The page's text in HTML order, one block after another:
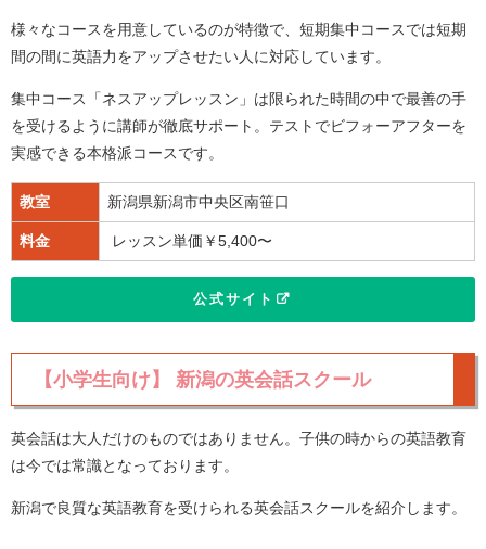
様々なコースを用意しているのが特徴で、短期集中コースでは短期
間の間に英語力をアップさせたい人に対応しています。
集中コース「ネスアップレッスン」は限られた時間の中で最善の手
を受けるように講師が徹底サポート。テストでビフォーアフターを
実感できる本格派コースです。
教室 新潟県新潟市中央区南笹口
料金 レッスン単価￥5,400〜
公式サイト
【小学生向け】 新潟の英会話スクール
英会話は大人だけのものではありません。子供の時からの英語教育
は今では常識となっております。
新潟で良質な英語教育を受けられる英会話スクールを紹介します。